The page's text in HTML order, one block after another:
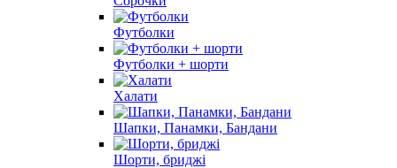
Футболки
Футболки + шорти
Халати
Шапки, Панамки, Бандани
Шорти, бриджі